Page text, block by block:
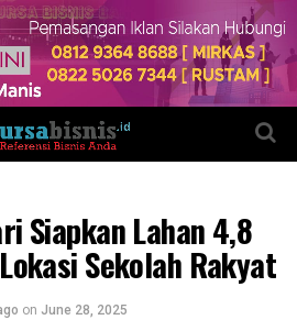
Siapkan Lahan 4,8
Sekolah Rakyat
on June 28, 2025